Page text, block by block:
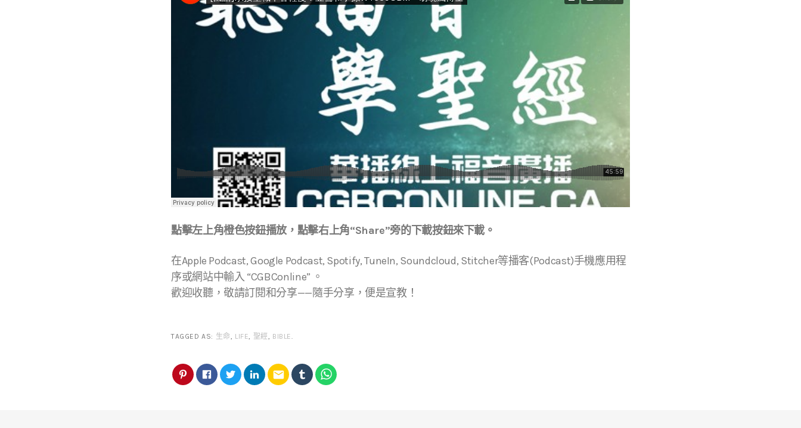
點擊左上角橙色按鈕播放，點擊右上角“Share”旁的下載按鈕來下載。
在Apple Podcast, Google Podcast, Spotify, TuneIn, Soundcloud, Stitcher等播客(Podcast)手機應用程
序或網站中輸入 “CGBConline” 。
歡迎收聽，敬請訂閱和分享——隨手分享，便是宣教！
TAGGED AS: 生命 LIFE 聖經 BIBLE
email